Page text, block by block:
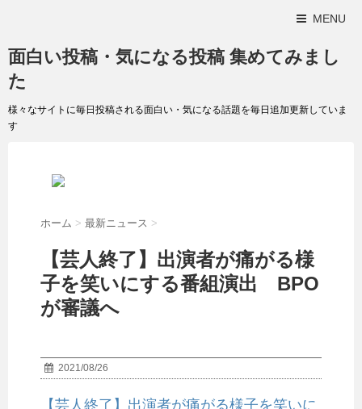
MENU
面白い投稿・気になる投稿 集めてみまし
た
様々なサイトに毎日投稿される面白い・気になる話題を毎日追加更新していま
す
ホーム > 最新ニュース >
【芸人終了】出演者が痛がる様
子を笑いにする番組演出 BPO
が審議へ
2021/08/26
【芸人終了】出演者が痛がる様子を笑いに